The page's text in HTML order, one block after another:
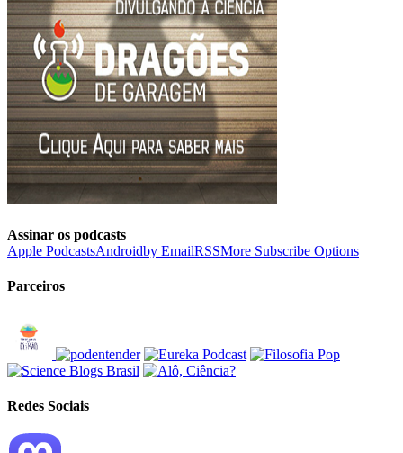
Assinar os podcasts
Apple PodcastsAndroidby EmailRSSMore Subscribe Options
Parceiros
Redes Sociais